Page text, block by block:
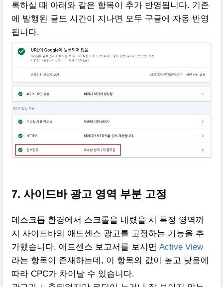
록하실 때 아래와 같은 항목이 추가 반영됩니다. 기존
에 발행된 글도 시간이 지나면 모두 구글에 자동 반영
됩니다.
7. 사이드바 광고 영역 부분 고정
데스크톱 환경에서 스크롤을 내렸을 시 특정 영역까
지 사이드바의 애드센스 광고를 고정하는 기능을 추
가했습니다. 애드센스 보고서를 보시면 Active View
라는 항목이 존재하는데, 이 항목의 값이 높고 낮음에
따라 CPC가 차이날 수 있습니다.